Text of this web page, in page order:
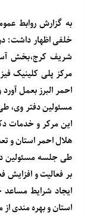
به گزارش روابط
خلفی اظهار داشت:
شریف کرج،بخش
مرکز پلی کلینیک
احمر البرز بعمل
مسئولین دفتر وی،
این مرکر و خدمات
هلال احمر استان و
طی جلسه مسئولین
بر فعالیت و افزایش
ایجاد شرایط
استان و بهره مندی